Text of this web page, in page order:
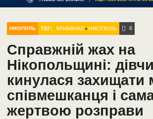
НІКОПОЛЬ ТЕГ: КРИМІНАЛ •НІКОПОЛЬ 6
Справжній жах на
Нікопольщині:
кинулася захищати
співмешканця і
жертвою розправи